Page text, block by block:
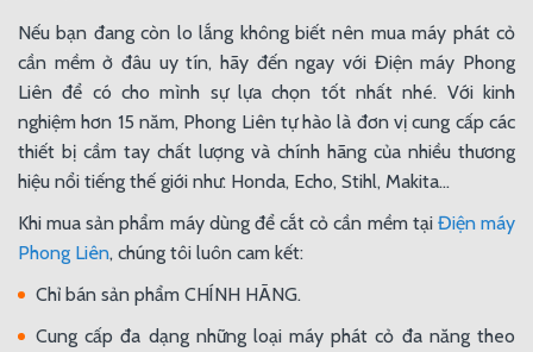
Nếu bạn đang còn lo lắng không biết nên mua máy phát cỏ
cần mềm ở đâu uy tín, hãy đến ngay với Điện máy Phong
Liên để có cho mình sự lựa chọn tốt nhất nhé. Với kinh
nghiệm hơn 15 năm, Phong Liên tự hào là đơn vị cung cấp các
thiết bị cầm tay chất lượng và chính hãng của nhiều thương
hiệu nổi tiếng thế giới như: Honda, Echo, Stihl, Makita...
Khi mua sản phẩm máy dùng để cắt cỏ cần mềm tại Điện máy
Phong Liên, chúng tôi luôn cam kết:
Chỉ bán sản phẩm CHÍNH HÃNG.
Cung cấp đa dạng những loại máy phát cỏ đa năng theo